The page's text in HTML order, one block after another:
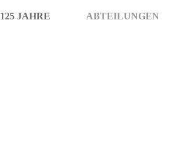
125 JAHRE ABTEILUNGEN